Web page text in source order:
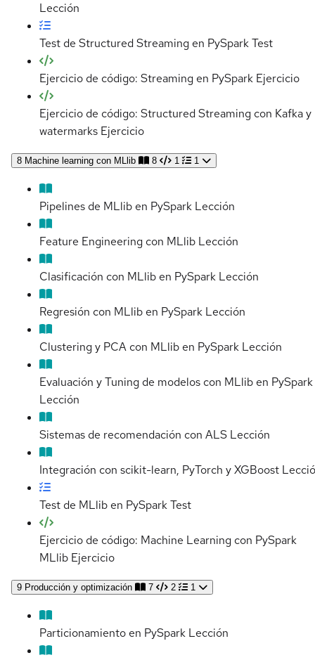
Lección
Test de Structured Streaming en PySparkTest
Ejercicio de código: Streaming en PySpark Ejercicio
Ejercicio de código: Structured Streaming con Kafka y
watermarks Ejercicio
8 Machine learning con MLlib 8 1 1
Pipelines de MLlib en PySpark Lección
Feature Engineering con MLlib Lección
Clasificación con MLlib en PySpark Lección
Regresión con MLlib en PySpark Lección
Clustering y PCA con MLlib en PySpark Lección
Evaluación y Tuning de modelos con MLlib en PySpark
Lección
Sistemas de recomendación con ALS Lección
Integración con scikit-learn, PyTorch y XGBoost
Test de MLlib en PySparkTest
Ejercicio de código: Machine Learning con PySpark
MLlib Ejercicio
9 Producción y optimización 7 2 1
Particionamiento en PySpark Lección